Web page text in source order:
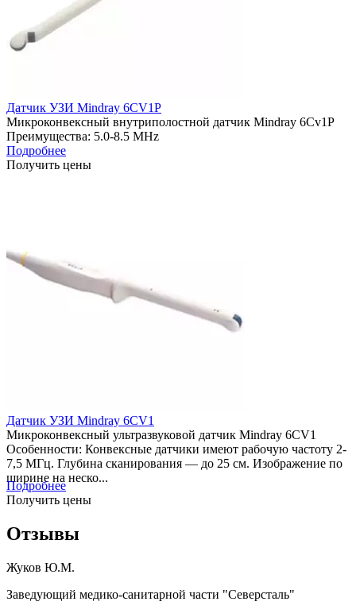
Датчик УЗИ Mindray 6CV1P
Микроконвексный внутриполостной датчик Mindray 6Cv1P
Преимущества: 5.0-8.5 MHz
Подробнее
Получить цены
Датчик УЗИ Mindray 6CV1
Микроконвексный ультразвуковой датчик Mindray 6CV1
Особенности: Конвексные датчики имеют рабочую частоту 2-
7,5 МГц. Глубина сканирования — до 25 см. Изображение по
ширине на неско...
Подробнее
Получить цены
Отзывы
Жуков Ю.М.
Заведующий медико-санитарной части "Северсталь"